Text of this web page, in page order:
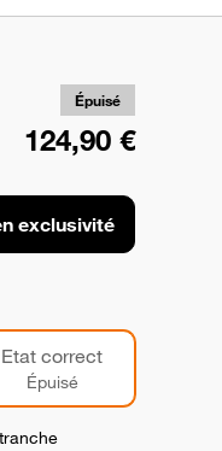
Épuisé
124,90 €
exclusivité
Etat correct
Épuisé